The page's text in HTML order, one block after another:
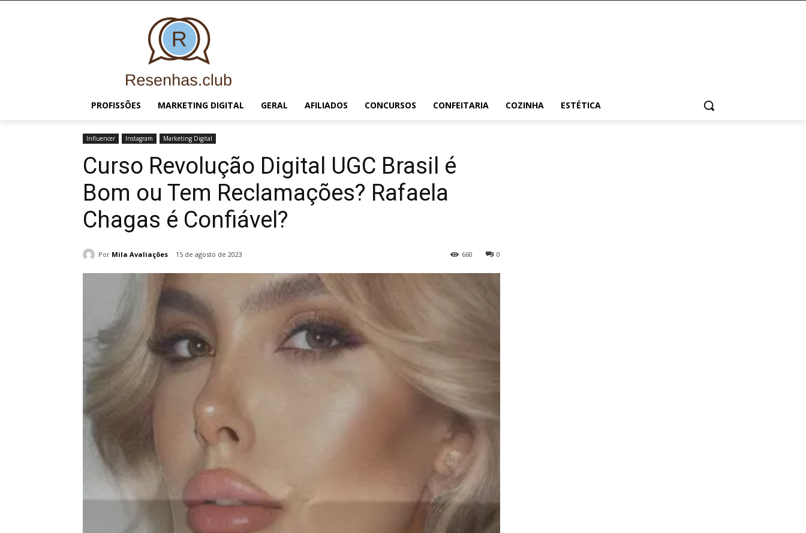
PROFISSÕES MARKETING DIGITAL GERAL AFILIADOS CONCURSOS CONFEITARIA COZINHA ESTÉTICA
Influencer Instagram Marketing Digital
Curso Revolução Digital UGC Brasil é
Bom ou Tem Reclamações? Rafaela
Chagas é Confiável?
Por Mila Avaliações 15 de agosto de 2023 0
660